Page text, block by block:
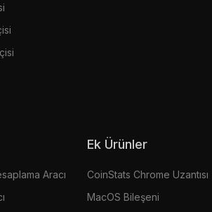
Aracı
Ek Ürünler
CoinStats Chrome Uzantısı
MacOS Bileşeni